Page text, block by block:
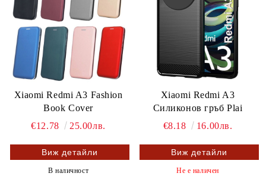
Xiaomi Redmi A3 Fashion
Book Cover
€12.78
25.00лв.
Виж детайли
В наличност
Xiaomi Redmi A3
Силиконов гръб Plai
€8.18
16.00лв.
Виж детайли
Не е наличен